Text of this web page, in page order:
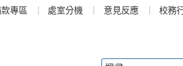
專區 處室分機 意見反應 校務